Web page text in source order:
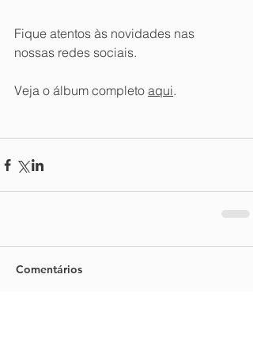
Fique atentos às novidades nas
nossas redes sociais.
Veja o álbum completo aqui.
Comentários